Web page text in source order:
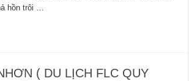
hồn trôi …
( DU LỊCH FLC QUY